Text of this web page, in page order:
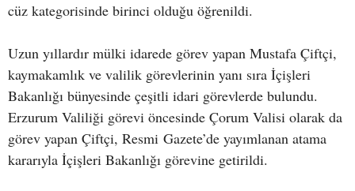
cüz kategorisinde birinci olduğu öğrenildi.
Uzun yıllardır mülki idarede görev yapan Mustafa Çiftçi,
kaymakamlık ve valilik görevlerinin yanı sıra İçişleri
Bakanlığı bünyesinde çeşitli idari görevlerde bulundu.
Erzurum Valiliği görevi öncesinde Çorum Valisi olarak da
görev yapan Çiftçi, Resmi Gazete’de yayımlanan atama
kararıyla İçişleri Bakanlığı görevine getirildi.